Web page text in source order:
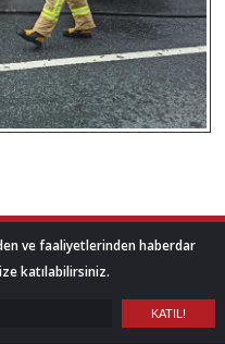
ve faaliyetlerinden haberdar
katılabilirsiniz.